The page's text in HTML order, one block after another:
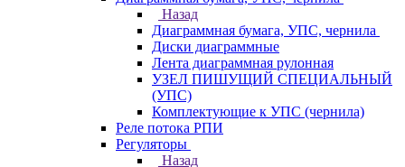
Назад
Диаграммная бумага, УПС, чернила
Диски диаграммные
Лента диаграммная рулонная
УЗЕЛ ПИШУЩИЙ СПЕЦИАЛЬНЫЙ
(УПС)
Комплектующие к УПС (чернила)
Реле потока РПИ
Регуляторы
Назад